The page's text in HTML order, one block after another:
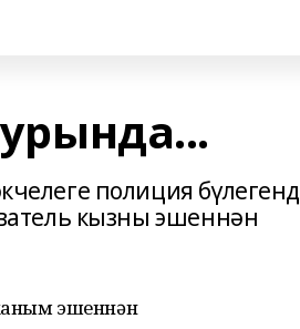
полиция
кызны эшеннән
эшеннән